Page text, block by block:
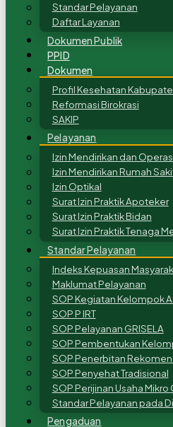
Standar Pelayanan
Daftar Layanan
Dokumen Publik
PPID
Dokumen
Profil Kesehatan
Reformasi Birokrasi
SAKIP
Pelayanan
Izin Mendirikan dan
Izin Mendirikan Rumah
Izin Optikal
Surat Izin Praktik Apoteker
Surat Izin Praktik Bidan
Surat Izin Praktik Tenaga
Standar Pelayanan
Indeks Kepuasan
Maklumat Pelayanan
SOP Kegiatan Kelompok
SOP P IRT
SOP Pelayanan GRISELA
SOP Pembentukan
SOP Penerbitan
SOP Penyehat Tradisional
SOP Perijinan Usaha
Standar Pelayanan pada
Pengaduan